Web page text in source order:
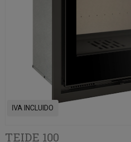
IVA INCLUIDO
TEIDE 100